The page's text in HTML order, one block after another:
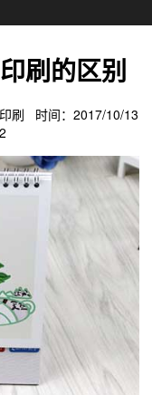
刷的区别
刷
时间：2017/10/13